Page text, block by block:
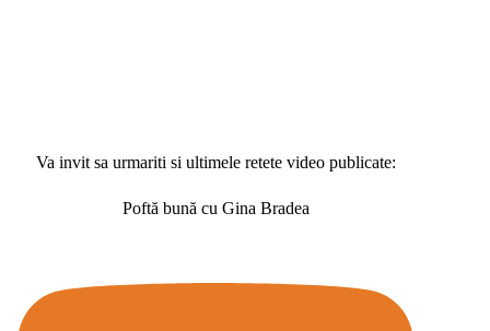
Va invit sa urmariti si ultimele retete video publicate:
Poftă bună cu Gina Bradea